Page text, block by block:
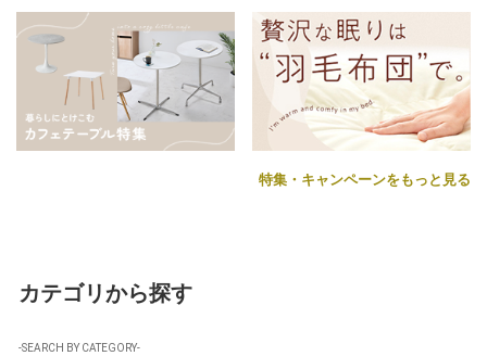
特集・キャンペーンをもっと見る
カテゴリから探す
-SEARCH BY CATEGORY-